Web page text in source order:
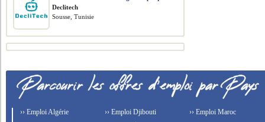
Declitech
Sousse, Tunisie
›› Emploi Algérie
›› Emploi Djibouti
›› Emploi Maroc